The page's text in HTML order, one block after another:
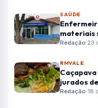
SAÚDE
materiais
de
Redação·23
RMVALE
jurados
"podrão"
Redação·18